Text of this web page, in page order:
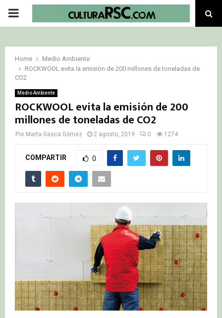
PRIMARY
Home
Medio Ambiente
ROCKWOOL evita la emisión de 200 millones de toneladas de
CO2
Medio Ambiente
ROCKWOOL evita la emisión de 200
millones de toneladas de CO2
Por Marta Gasca Gómez 2 agosto, 2019 0 1274
COMPARTIR 0